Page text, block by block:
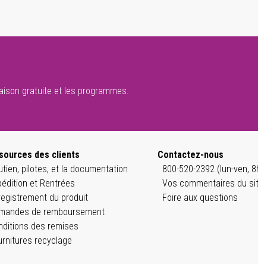
gratuite et les programmes.
des clients
pilotes, et la documentation
et Rentrées
du produit
de remboursement
des remises
recyclage
Contactez-nous
800-520-2392 (lun-ven,
Vos commentaires du
Foire aux questions